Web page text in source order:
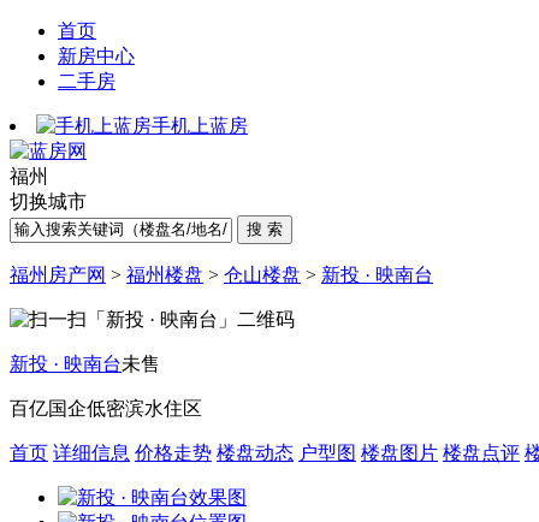
首页
新房中心
二手房
手机上蓝房
福州
切换城市
福州房产网 > 福州楼盘 > 仓山楼盘 > 新投 · 映南台
新投 · 映南台未售
百亿国企低密滨水住区
首页 详细信息 价格走势 楼盘动态 户型图 楼盘图片 楼盘点评